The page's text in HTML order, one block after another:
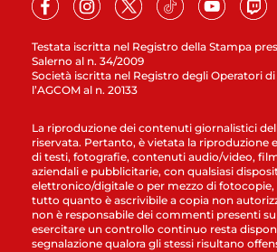
Testata iscritta nel Registro della Stampa
Salerno al n. 34/2009
Società iscritta nel Registro degli Operatori
l’AGCOM al n. 20133
La riproduzione dei contenuti giornalistici
riservata. Pertanto, è vietata la riproduzione
di testi, fotografie, contenuti audio/video,
aziendali e pubblicitarie, con qualsiasi
elettronico/digitale o per mezzo di fotocopie,
tutto quanto è ascrivibile a copia non
non è responsabile dei commenti presenti
esercitare un controllo continuo resta
segnalazione qualora gli stessi risultano